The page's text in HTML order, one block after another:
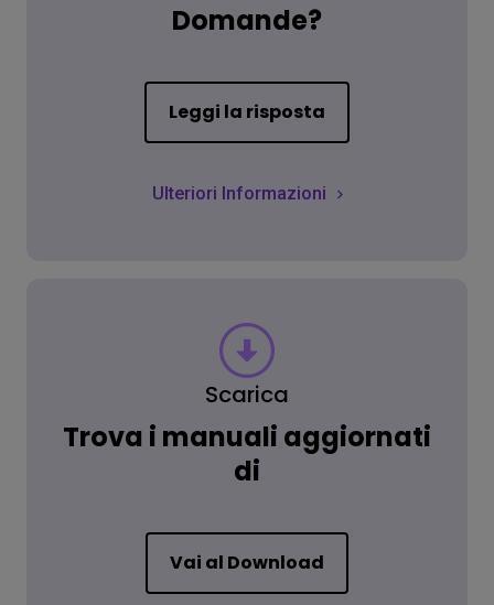
Domande?
Leggi la risposta
Ulteriori Informazioni
Scarica
Trova i manuali aggiornati
di
Vai al Download